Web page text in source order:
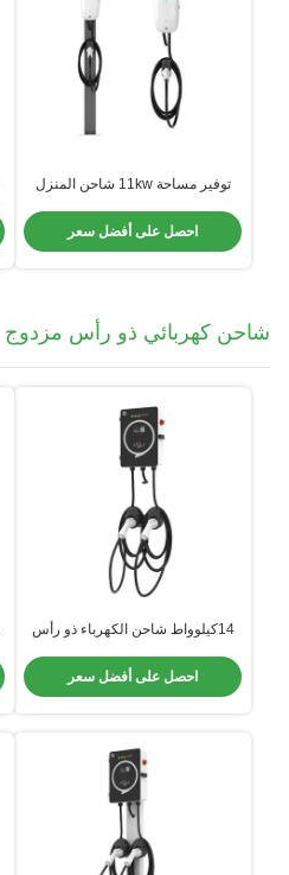
توفير مساحة 11kw شاحن المنزل
لسلامة المرآب
احصل على أفضل سعر
شاحن كهربائي ذو رأس مزدوج
14كيلوواط شاحن الكهرباء ذو رأس
الكهربائية BYD ATTO NEIO Xpengاحصل على أفضل سعر